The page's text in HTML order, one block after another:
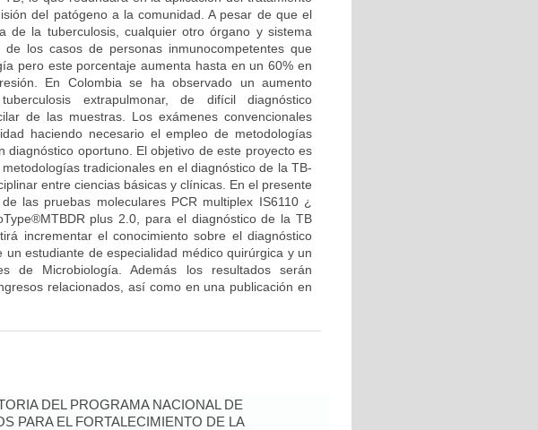
del patógeno a la comunidad. A pesar de que el
de la tuberculosis, cualquier otro órgano y sistema
los casos de personas inmunocompetentes que
pero este porcentaje aumenta hasta en un 60% en
En Colombia se ha observado un aumento
extrapulmonar, de difícil diagnóstico
de las muestras. Los exámenes convencionales
haciendo necesario el empleo de metodologías
diagnóstico oportuno. El objetivo de este proyecto es
tradicionales en el diagnóstico de la TB-
entre ciencias básicas y clínicas. En el presente
las pruebas moleculares PCR multiplex IS6110 ¿
plus 2.0, para el diagnóstico de la TB
incrementar el conocimiento sobre el diagnóstico
estudiante de especialidad médico quirúrgica y un
de Microbiología. Además los resultados serán
relacionados, así como en una publicación en
DEL PROGRAMA NACIONAL DE
PARA EL FORTALECIMIENTO DE LA